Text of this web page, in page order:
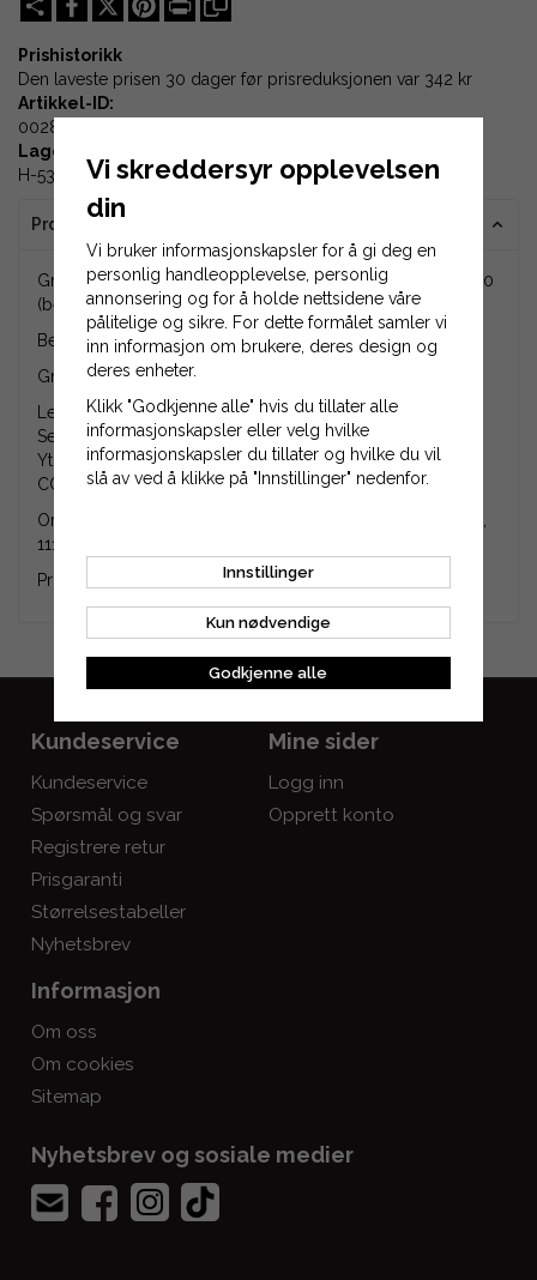
Prishistorikk
Den laveste prisen 30 dager før prisreduksjonen var 342 kr
Artikkel-ID:
00286
Lagerplass:
H-53-05
Produktinformasjon
Gressklipperkniv på 398 mm som passer til Stiga Swing 40
(bensin).
Behov for 1 stk kniv til Swing 40.
Gressklipperknivene selges enkeltvis.
Lengde: 398 mm.
Senterhull: 10 mm.
Ytre hull: 10,5 mm.
CC-dimensjoner mellom ytre hull: 52 mm.
Originalnummer på produktet er 1111-9722-01, 1111972201,
1117-1259-01, 1117125901, 1117-3353-01, 1117335301.
Produktet er en ettermarkedsdel (ikke original).
Kundeservice
Kundeservice
Spørsmål og svar
Registrere retur
Prisgaranti
Størrelsestabeller
Nyhetsbrev
Mine sider
Logg inn
Opprett konto
Informasjon
Om oss
Om cookies
Sitemap
Nyhetsbrev og sosiale medier
Vi skreddersyr opplevelsen
din
Vi bruker informasjonskapsler for å gi deg en
personlig handleopplevelse, personlig
annonsering og for å holde nettsidene våre
pålitelige og sikre. For dette formålet samler vi
inn informasjon om brukere, deres design og
deres enheter.
Klikk "Godkjenne alle" hvis du tillater alle
informasjonskapsler eller velg hvilke
informasjonskapsler du tillater og hvilke du vil
slå av ved å klikke på "Innstillinger" nedenfor.
Innstillinger
Kun nødvendige
Godkjenne alle